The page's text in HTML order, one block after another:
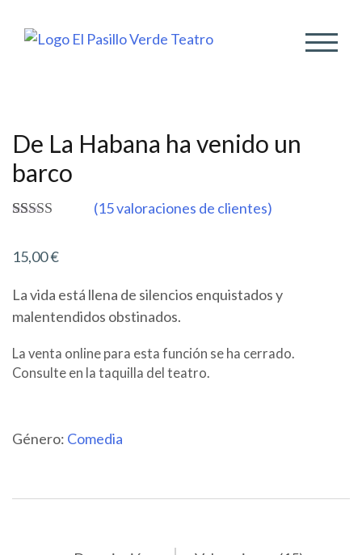
De La Habana ha venido un
barco
basado en
de clientes
(15valoraciones de clientes)
15,00€
La vida está llena de silencios enquistados y
malentendidos obstinados.
La venta online para esta función se ha cerrado.
Consulte en la taquilla del teatro.
Género: Comedia